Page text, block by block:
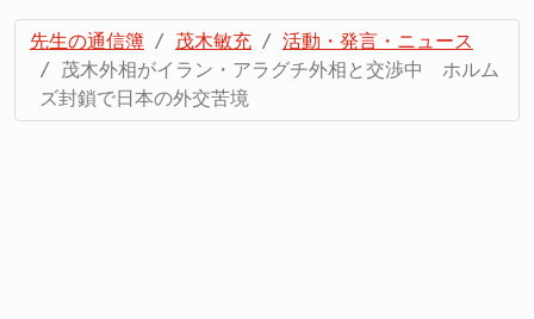
先生の通信簿 茂木敏充
活動・発言・ニュース
茂木外相がイラン・アラグチ外相と交渉中 ホルム
ズ封鎖で日本の外交苦境